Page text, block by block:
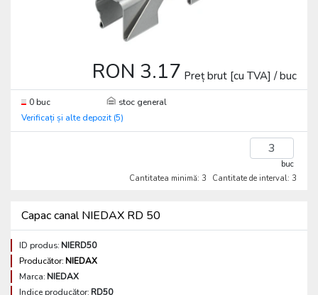
RON 3.17 Preț brut [cu TVA] / buc
0 buc
stoc general
Verificați și alte depozit (5)
buc
Cantitatea minimă: 3
Cantitate de interval: 3
Capac canal NIEDAX RD 50
ID produs:NIERD50
Producător:NIEDAX
Marca:NIEDAX
Indice producător:RD50